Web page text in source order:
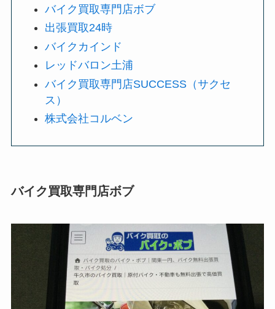
バイク買取専門店ボブ
出張買取24時
バイクカインド
レッドバロン土浦
バイク買取専門店SUCCESS（サクセ
ス）
株式会社コルベン
バイク買取専門店ボブ